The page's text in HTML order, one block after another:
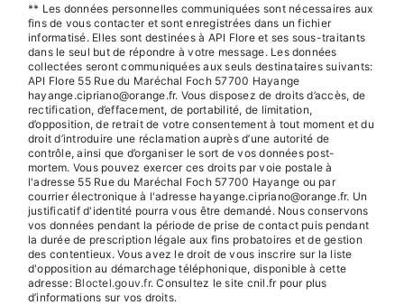
** Les données personnelles communiquées sont nécessaires aux
fins de vous contacter et sont enregistrées dans un fichier
informatisé. Elles sont destinées à API Flore et ses sous-traitants
dans le seul but de répondre à votre message. Les données
collectées seront communiquées aux seuls destinataires suivants:
API Flore 55 Rue du Maréchal Foch 57700 Hayange
hayange.cipriano@orange.fr. Vous disposez de droits d’accès, de
rectification, d’effacement, de portabilité, de limitation,
d’opposition, de retrait de votre consentement à tout moment et du
droit d’introduire une réclamation auprès d’une autorité de
contrôle, ainsi que d’organiser le sort de vos données post-
mortem. Vous pouvez exercer ces droits par voie postale à
l'adresse 55 Rue du Maréchal Foch 57700 Hayange ou par
courrier électronique à l'adresse hayange.cipriano@orange.fr. Un
justificatif d'identité pourra vous être demandé. Nous conservons
vos données pendant la période de prise de contact puis pendant
la durée de prescription légale aux fins probatoires et de gestion
des contentieux. Vous avez le droit de vous inscrire sur la liste
d'opposition au démarchage téléphonique, disponible à cette
adresse: Bloctel.gouv.fr. Consultez le site cnil.fr pour plus
d’informations sur vos droits.